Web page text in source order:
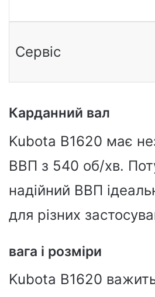
Сервіс
Карданний вал
Kubota B1620 має
ВВП з 540 об/хв.
надійний ВВП
для різних
вага і розміри
Kubota B1620